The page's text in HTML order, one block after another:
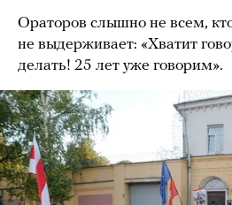
Ораторов слышно не всем,
не выдерживает: «Хватит
делать! 25 лет уже говорим».